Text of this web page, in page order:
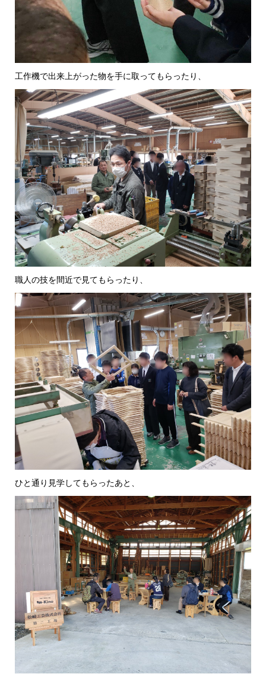
工作機で出来上がった物を手に取ってもらったり、
職人の技を間近で見てもらったり、
ひと通り見学してもらったあと、